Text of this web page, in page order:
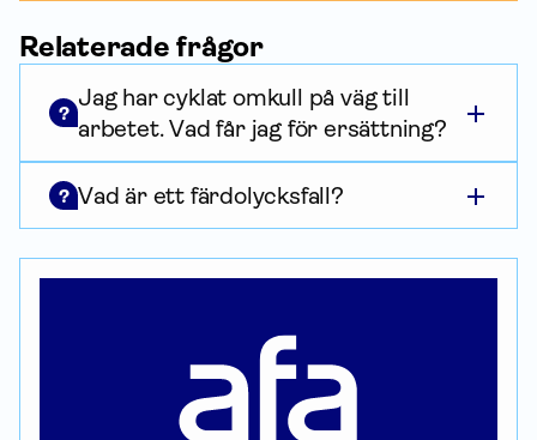
Relaterade frågor
?
Jag har cyklat omkull på väg till
arbetet. Vad får jag för ersättning?
? Vad är ett färdolycksfall?